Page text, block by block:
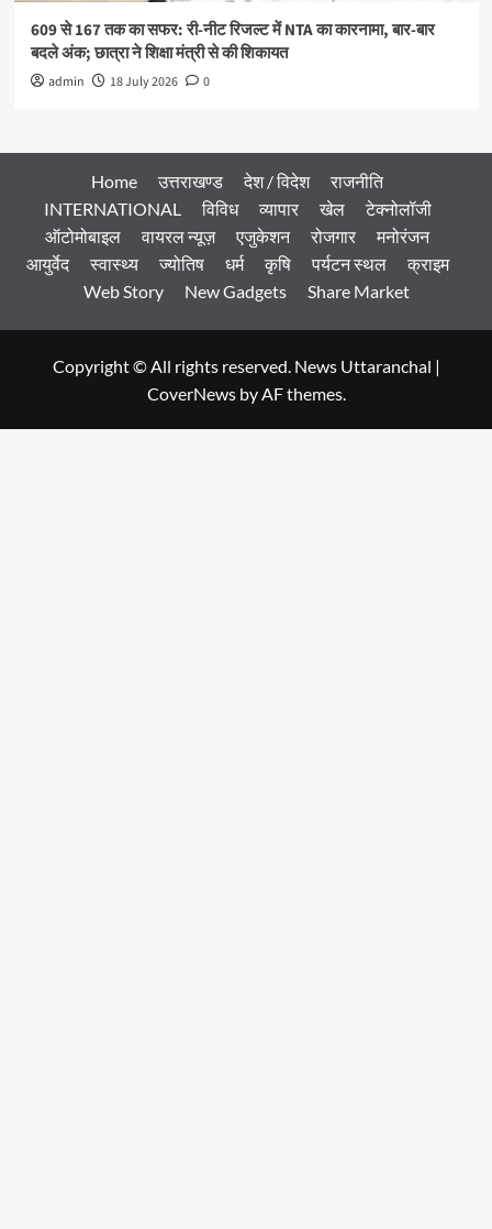
609 से 167 तक का सफर: री-नीट रिजल्ट में NTA का कारनामा, बार-बार
बदले अंक; छात्रा ने शिक्षा मंत्री से की शिकायत
admin 18 July 2026 0
Home उत्तराखण्ड देश / विदेश
राजनीति
INTERNATIONAL
विविध व्यापार खेल
टेक्नोलॉजी
ऑटोमोबाइल
वायरल न्यूज़ एजुकेशन रोजगार
मनोरंजन
आयुर्वेद
स्वास्थ्य ज्योतिष धर्म कृषि पर्यटन स्थल
क्राइम
Web Story
New Gadgets Share Market
Copyright © All rights reserved. News Uttaranchal |
CoverNewsby AF themes.